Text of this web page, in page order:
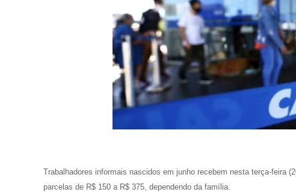
Trabalhadores informais nascidos em junho recebem nesta terça-feira
parcelas de R$ 150 a R$ 375, dependendo da família.